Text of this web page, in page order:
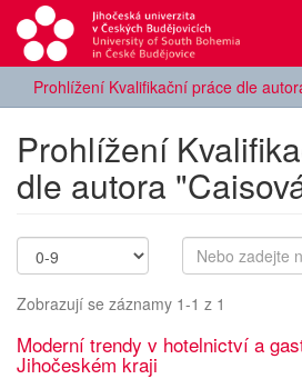
Prohlížení Kvalifikační práce dle
Prohlížení
dle autora
Zobrazují se záznamy 1-1 z 1
Moderní trendy v hotelnictví a
Jihočeském kraji